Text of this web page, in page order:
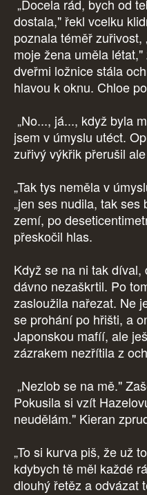
„Docela rád, bych od
dostala," řekl vcelku
poznala téměř
moje žena uměla
dveřmi ložnice stála
hlavou k oknu. Chloe
„No..., já..., když byla
jsem v úmyslu utéct.
zuřivý výkřik přerušil
„Tak tys neměla v
„jen ses nudila, tak
zemí, po
přeskočil hlas.
Když se na ni tak
dávno nezaškrtil. Po
zasloužila nařezat. Ne
se prohání po hřišti, a
Japonskou mafíí, ale
zázrakem nezřítila z
„Nezlob se na mě."
Pokusila si vzít
neudělám." Kieran
„To si kurva piš, že už
kdybych tě měl každé
dlouhý řetěz a odvázat